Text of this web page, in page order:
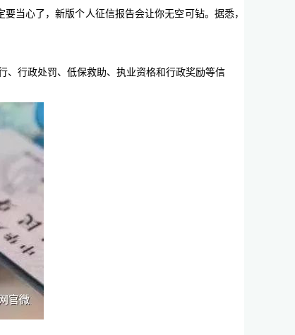
当心了，新版个人征信报告会让你无空可钻。据悉，
、行政处罚、低保救助、执业资格和行政奖励等信